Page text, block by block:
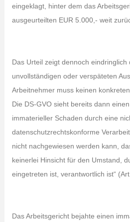
eingeklagt, hinter dem das
ausgeurteilten EUR 5.000,- weit
Das Urteil zeigt dennoch
unvollständigen oder verspäteten
Arbeitnehmer muss keinen
Die DS-GVO sieht bereits dann
immaterieller Schaden durch eine
datenschutzrechtskonforme
nicht nachgewiesen werden kann,
keinerlei Hinsicht für den Umstand,
eingetreten ist, verantwortlich ist“
Das Arbeitsgericht bejahte einen